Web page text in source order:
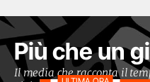
Più che un
Il media che racconta il